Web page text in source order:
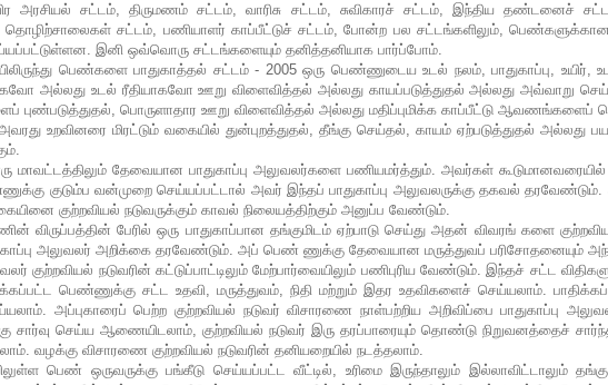
அரசியல் சட்டம், திருமணம் சட்டம், வாரிசு சட்டம், சுவிகாரச் சட்டம், இந்திய தண்டனைச்
தொழிற்சாலைகள் சட்டம், பணியாளர் காப்பீட்டுச் சட்டம், போன்ற பல சட்டங்களிலும், பெண்களுக்கான
இனி ஒவ்வொரு சட்டங்களையும் தனித்தனியாக பார்ப்போம்.
பெண்களை பாதுகாத்தல் சட்டம் - 2005 ஒரு பெண்ணுடைய உடல் நலம், பாதுகாப்பு, உயிர்,
அல்லது உடல் ரீதியாகவோ ஊறு விளைவித்தல் அல்லது காயப்படுத்துதல் அல்லது அவ்வாறு
புண்படுத்துதல், பொருளாதார ஊறு விளைவித்தல் அல்லது மதிப்புமிக்க காப்பீட்டு ஆவணங்களைப்
உறவினரை மிரட்டும் வகையில் துன்புறத்துதல், தீங்கு செய்தல், காயம் ஏற்படுத்துதல் அல்லது
மாவட்டத்திலும் தேவையான பாதுகாப்பு அலுவலர்களை பணியமர்த்தும். அவர்கள்
குடும்ப வன்முறை செய்யப்பட்டால் அவர் இந்தப் பாதுகாப்பு அலுவலருக்கு தகவல்
குற்றவியல் நடுவருக்கும் காவல் நிலையத்திற்கும் அனுப்ப வேண்டும்.
விருப்பத்தின் பேரில் ஒரு பாதுகாப்பான தங்குமிடம் ஏற்பாடு செய்து அதன் விவரங் களை
அலுவலர் அறிக்கை தரவேண்டும். அப் பெண் ணுக்கு தேவையான மருத்துவப் பரிசோதனையும்
குற்றவியல் நடுவரின் கட்டுப்பாட்டிலும் மேற்பார்வையிலும் பணிபுரிய வேண்டும். இந்தச் சட்ட
பெண்ணுக்கு சட்ட உதவி, மருத்துவம், நிதி மற்றும் இதர உதவிகளைச் செய்யலாம்.
அப்புகாரைப் பெற்ற குற்றவியல் நடுவர் விசாரணை நாள்பற்றிய அறிவிப்பை பாதுகாப்பு
சார்வு செய்ய ஆணையிடலாம், குற்றவியல் நடுவர் இரு தரப்பாரையும் தொண்டு நிறுவனத்தைச்
வழக்கு விசாரணை குற்றவியல் நடுவரின் தனியறையில் நடத்தலாம்.
பெண் ஒருவருக்கு பங்கீடு செய்யப்பட்ட வீட்டில், உரிமை இருந்தாலும் இல்லாவிட்டாலும்